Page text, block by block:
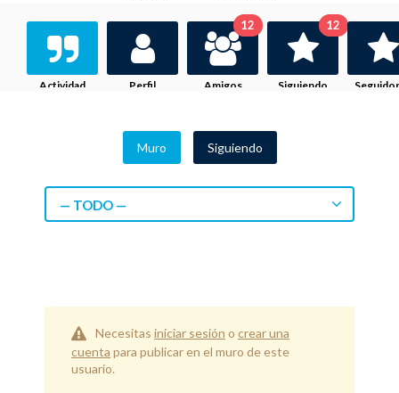
Actividad Perfil Amigos
12
Siguiendo
12
Muro Siguiendo
— TODO —
Necesitas iniciar sesión o crear una
cuenta para publicar en el muro de este
usuario.